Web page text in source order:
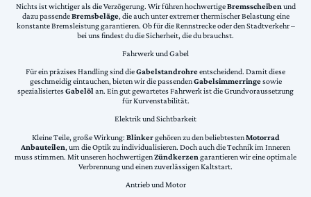
Nichts ist wichtiger als die Verzögerung. Wir führen hochwertigeBremsscheiben und
dazu passendeBremsbeläge, die auch unter extremer thermischer Belastung eine
konstante Bremsleistung garantieren. Ob für die Rennstrecke oder den Stadtverkehr –
bei uns findest du die Sicherheit, die du brauchst.
Fahrwerk und Gabel
Für ein präzises Handling sind dieGabelstandrohreentscheidend. Damit diese
geschmeidig eintauchen, bieten wir die passendenGabelsimmerringesowie
spezialisiertesGabelölan. Ein gut gewartetes Fahrwerk ist die Grundvoraussetzung
für Kurvenstabilität.
Elektrik und Sichtbarkeit
Kleine Teile, große Wirkung: Blinkergehören zu den beliebtestenMotorrad
Anbauteilen, um die Optik zu individualisieren. Doch auch die Technik im Inneren
muss stimmen. Mit unseren hochwertigenZündkerzen garantieren wir eine optimale
Verbrennung und einen zuverlässigen Kaltstart.
Antrieb und Motor